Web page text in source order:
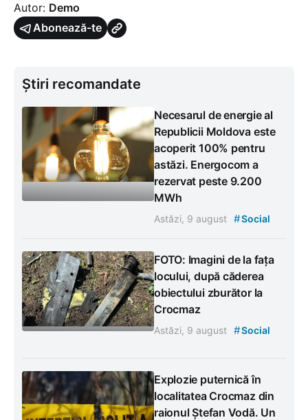
Autor: Demo
Abonează-te
Știri recomandate
Necesarul de energie al
Republicii Moldova este
acoperit 100% pentru
astăzi. Energocom a
rezervat peste 9.200
MWh
Astăzi, 9 august #Social
FOTO: Imagini de la fața
locului, după căderea
obiectului zburător la
Crocmaz
Astăzi, 9 august #Social
Explozie puternică în
localitatea Crocmaz din
raionul Ștefan Vodă. Un